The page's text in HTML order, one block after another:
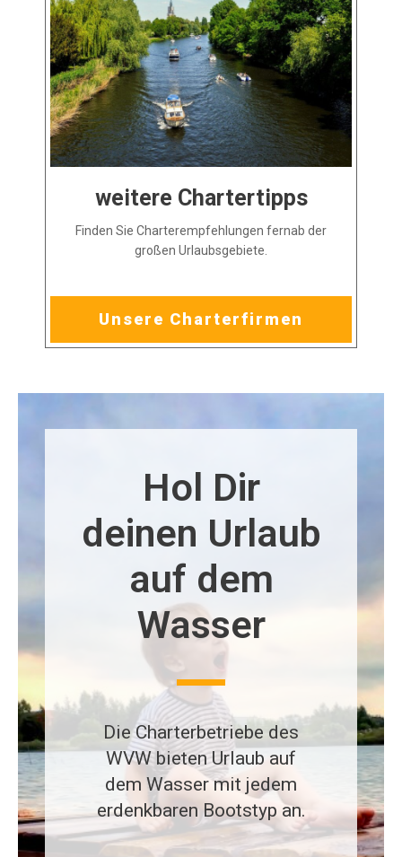
weitere Chartertipps
Finden Sie Charterempfehlungen fernab der
großen Urlaubsgebiete.
Unsere Charterfirmen
Hol Dir
deinen Urlaub
auf dem
Wasser
Die Charterbetriebe des
WVW bieten Urlaub auf
dem Wasser mit jedem
erdenkbaren Bootstyp an.